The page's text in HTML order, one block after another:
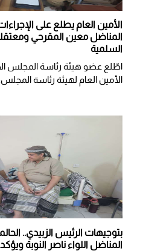
الأمين العام يطلع على
المناضل معين المقرحي
السلمية
اطّلع عضو هيئة رئاسة المجلس
الأمين العام لهيئة رئاسة
بتوجيهات الرئيس الزبيدي..
المناضل اللواء ناصر النوبة